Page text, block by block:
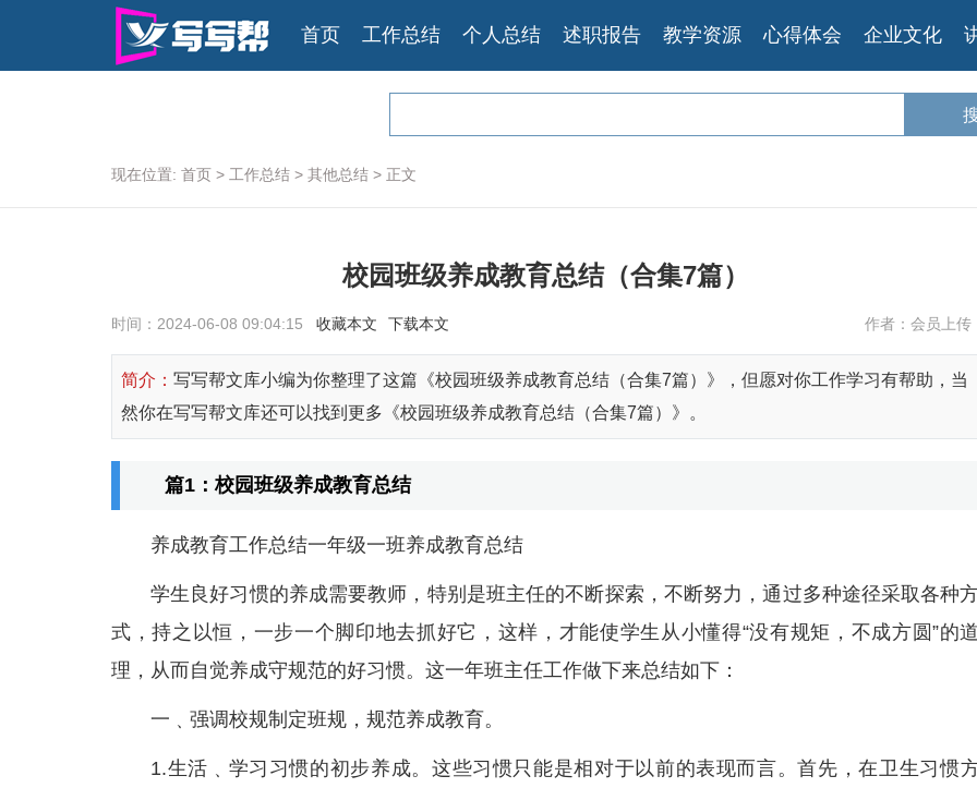
首页 工作总结 个人总结 述职报告 教学资源 心得体会 企业文化
现在位置: 首页 > 工作总结 > 其他总结 > 正文
校园班级养成教育总结（合集7篇）
时间： 2024-06-08 09:04:15 收藏本文 下载本文 作者：会员上传
简介： 写写帮文库小编为你整理了这篇《校园班级养成教育总结（合集7篇）》，但愿对你工作学习有帮助，当
然你在写写帮文库还可以找到更多《校园班级养成教育总结（合集7篇）》。
篇1：校园班级养成教育总结
养成教育工作总结一年级一班养成教育总结
学生良好习惯的养成需要教师，特别是班主任的不断探索，不断努力，通过多种途径采取各种
式，持之以恒，一步一个脚印地去抓好它，这样，才能使学生从小懂得“没有规矩，不成方圆”的道
理，从而自觉养成守规范的好习惯。这一年班主任工作做下来总结如下：
一﹑强调校规制定班规，规范养成教育。
1.生活﹑学习习惯的初步养成。这些习惯只能是相对于以前的表现而言。首先，在卫生习惯